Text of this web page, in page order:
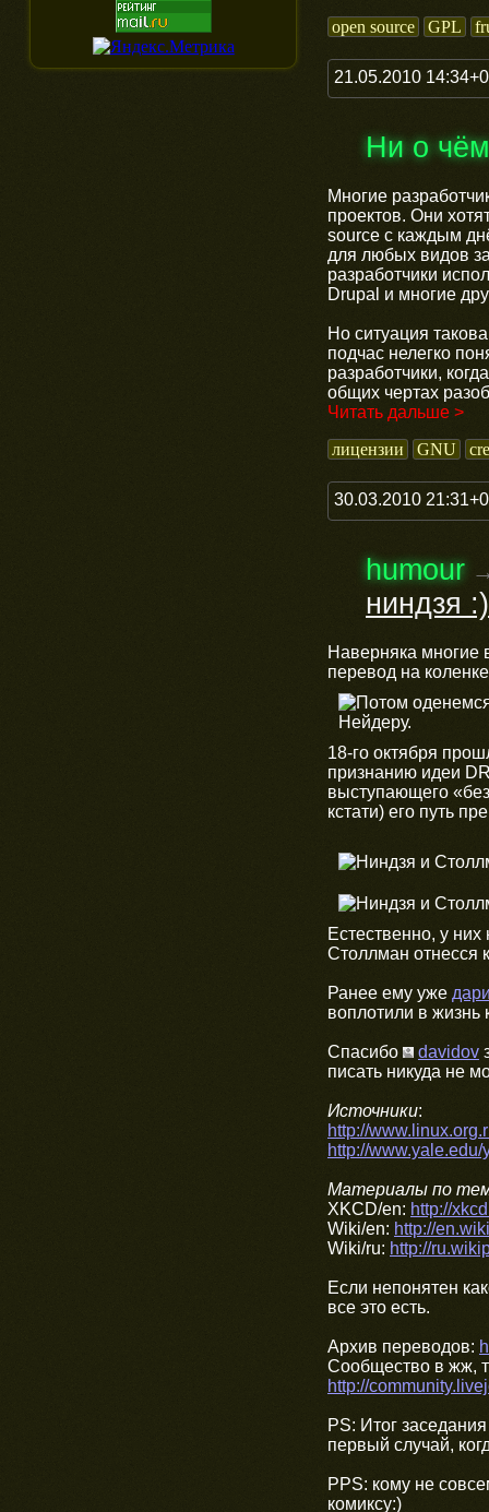
open source
GPL
21.05.2010
Ни о чём
Многие
проектов. Они
source с каждым
для любых видов
разработчики
Drupal и многие
Но ситуация
подчас нелегко
разработчики,
общих чертах
Читать дальше >
лицензии
GNU
30.03.2010
humour
ниндзя :)
Наверняка многие
перевод на
18-го октября
признанию идеи
выступающего
кстати) его путь
Естественно, у
Столлман отнесся
Ранее ему уже
воплотили в жизнь
Cпасибо davidov
писать никуда не
Источники:
http://
http://
Материалы по
XKCD/en: http://
Wiki/en: http://
Wiki/ru: http://
Если непонятен
все это есть.
Архив переводов:
Сообщество в жж,
http://
PS: Итог
первый случай,
PPS: кому не
комиксу:)